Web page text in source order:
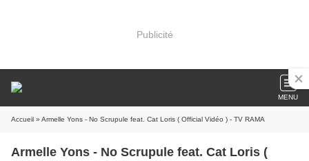
Publicité
MENU
Accueil » Armelle Yons - No Scrupule feat. Cat Loris ( Official Vidéo ) - TV RAMA
Armelle Yons - No Scrupule feat. Cat Loris (